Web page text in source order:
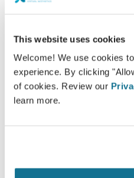
This website uses cookies
Welcome! We use cookies
experience. By clicking
of cookies. Review our
learn more.
Crisalix ให้คำสัญญาว่าข้
ปลอดภัยแล